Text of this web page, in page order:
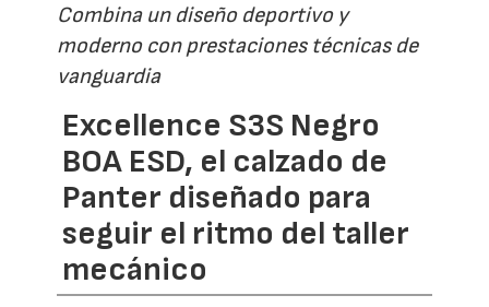
Combina un diseño deportivo y
moderno con prestaciones técnicas de
vanguardia
Excellence S3S Negro
BOA ESD, el calzado de
Panter diseñado para
seguir el ritmo del taller
mecánico